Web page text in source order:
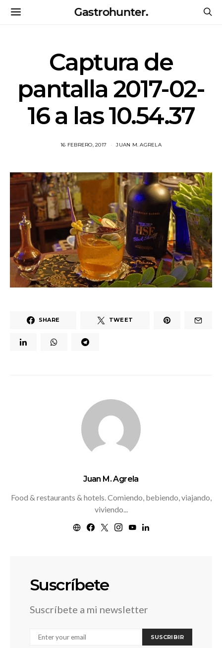
Gastrohunter.
Captura de
pantalla 2017-02-
16 a las 10.54.37
16 FEBRERO, 2017 JUAN M. AGRELA
SHARE TWEET
Juan M. Agrela
Food & restaurants & hotels. Comiendo, bebiendo, viajando,
viviendo...
Suscríbete
Suscríbete a mi newsletter
SUSCRIBIR